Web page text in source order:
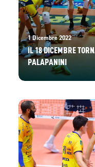
1 Dicembre 2022
IL 18 DICEMBRE
PALAPANINI